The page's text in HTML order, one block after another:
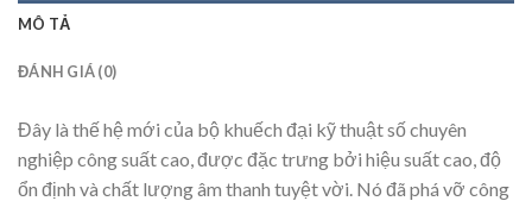
MÔ TẢ
ĐÁNH GIÁ (0)
Đây là thế hệ mới của bộ khuếch đại kỹ thuật số chuyên
nghiệp công suất cao, được đặc trưng bởi hiệu suất cao, độ
ổn định và chất lượng âm thanh tuyệt vời. Nó đã phá vỡ công